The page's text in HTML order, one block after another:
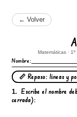
← Volver
Matemáticas ·
Nombre:
📏 Repaso: líneas y
1. Escribe el nombre
cerrada):